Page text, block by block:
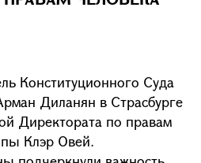
Конституционного Суда
Диланян в Страсбурге
Директората по правам
Клэр Овей.